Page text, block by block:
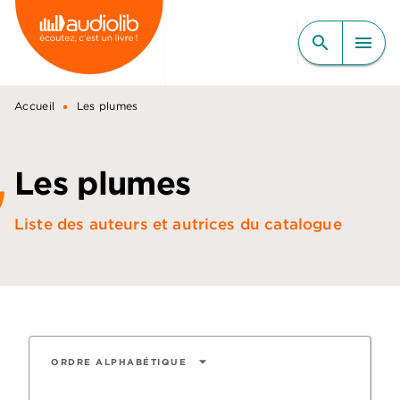
MENU RECHERCHE
CONTENU
PIED DE PAGE
search menu
Accueil • Les plumes
Les plumes
Liste des auteurs et autrices du catalogue
ORDRE ALPHABÉTIQUE arrow_drop_down